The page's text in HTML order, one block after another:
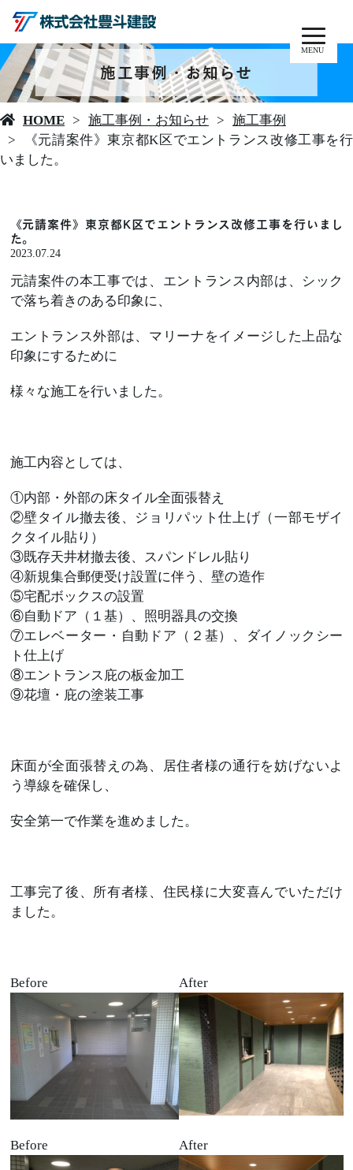
MENU
施工事例・お知らせ
HOME 施工事例・お知らせ
施工事例
《元請案件》東京都K区でエントランス改修工事を行
いました。
《元請案件》東京都K区でエントランス改修工事を行いまし
た。
2023.07.24
元請案件の本工事では、エントランス内部は、シック
で落ち着きのある印象に、
エントランス外部は、マリーナをイメージした上品な
印象にするために
様々な施工を行いました。
施工内容としては、
①内部・外部の床タイル全面張替え
②壁タイル撤去後、ジョリパット仕上げ（一部モザイ
クタイル貼り）
③既存天井材撤去後、スパンドレル貼り
④新規集合郵便受け設置に伴う、壁の造作
⑤宅配ボックスの設置
⑥自動ドア（１基）、照明器具の交換
⑦エレベーター・自動ドア（２基）、ダイノックシー
ト仕上げ
⑧エントランス庇の板金加工
⑨花壇・庇の塗装工事
床面が全面張替えの為、居住者様の通行を妨げないよ
う導線を確保し、
安全第一で作業を進めました。
工事完了後、所有者様、住民様に大変喜んでいただけ
ました。
Before After
Before After